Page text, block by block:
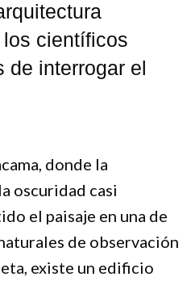
científicos
de interrogar el
donde la
oscuridad casi
el paisaje en una de
de observación
existe un edificio